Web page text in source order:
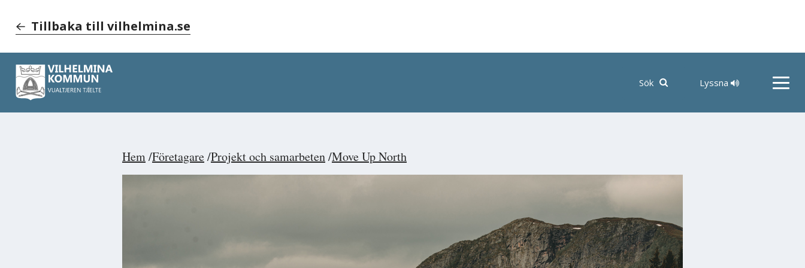
Tillbaka till vilhelmina.se
Sök Lyssna
Hem Företagare Projekt och samarbeten Move Up North